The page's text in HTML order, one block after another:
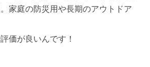
家庭の防災用や長期のアウトドア
価が良いんです！